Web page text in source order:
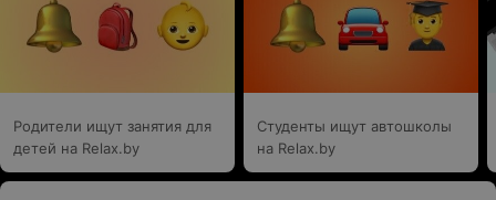
Родители ищут занятия для
детей на Relax.by
Студенты ищут автошколы
на Relax.by